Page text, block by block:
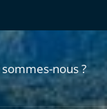
nous ?